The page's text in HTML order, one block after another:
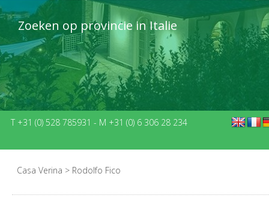
Zoeken op provincie in Italie
T +31 (0) 528 785931 - M +31 (0) 6 306 28 234
Casa Verina > Rodolfo Fico